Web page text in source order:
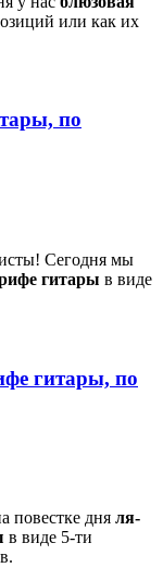
или как их
по
Сегодня мы
гитары в виде
гитары, по
повестке дня ля-
в виде 5-ти